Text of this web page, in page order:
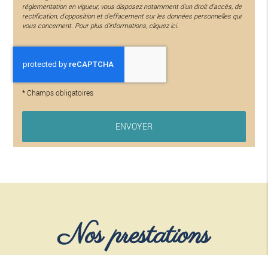
réglementation en vigueur, vous disposez notamment d'un droit d'accès, de
rectification, d'opposition et d'effacement sur les données personnelles qui
vous concernent. Pour plus d’informations, cliquez ici.
*Champs obligatoires
Nos prestations